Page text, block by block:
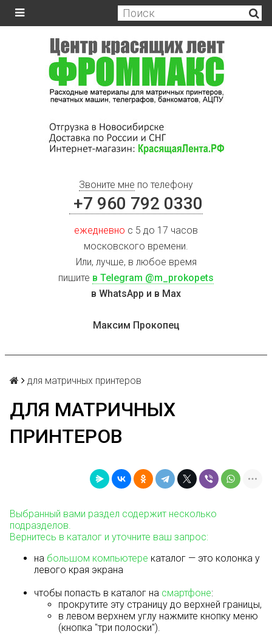
Звоните мне по телефону
+7 960 792 0330
ежедневно с 5 до 17 часов
московского времени.
Или, лучше, в любое время
пишите в Telegram @m_prokopets
в WhatsApp и в Max
Максим Прокопец
для матричных принтеров
ДЛЯ МАТРИЧНЫХ
ПРИНТЕРОВ
Выбранный вами раздел содержит несколько
подразделов.
Вернитесь в каталог и уточните ваш запрос:
на большом компьютере каталог — это колонка у
левого края экрана
чтобы попасть в каталог на смартфоне:
прокрутите эту страницу до верхней границы,
в левом верхнем углу нажмите кнопку меню
(кнопка "три полоски").